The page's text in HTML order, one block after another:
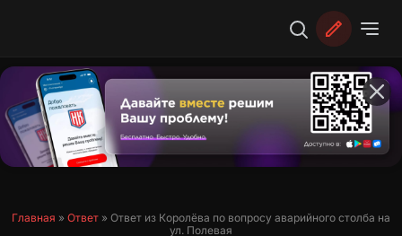
Главная » Ответ » Ответ из Королёва по вопросу аварийного столба на
ул. Полевая